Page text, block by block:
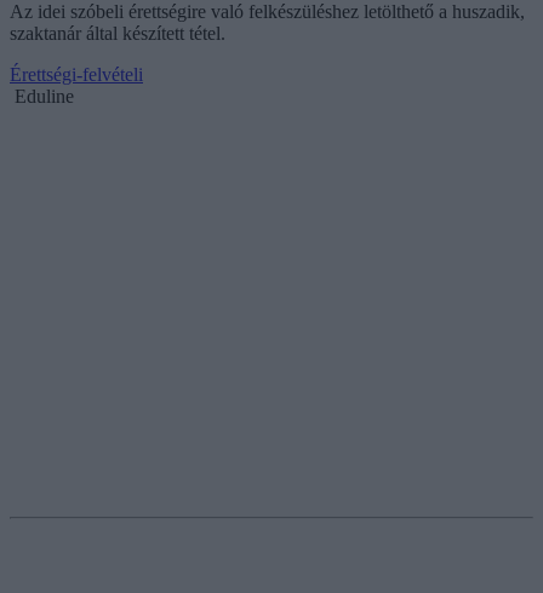
Az idei szóbeli érettségire való felkészüléshez letölthető a huszadik,
szaktanár által készített tétel.
Érettségi-felvételi
Eduline